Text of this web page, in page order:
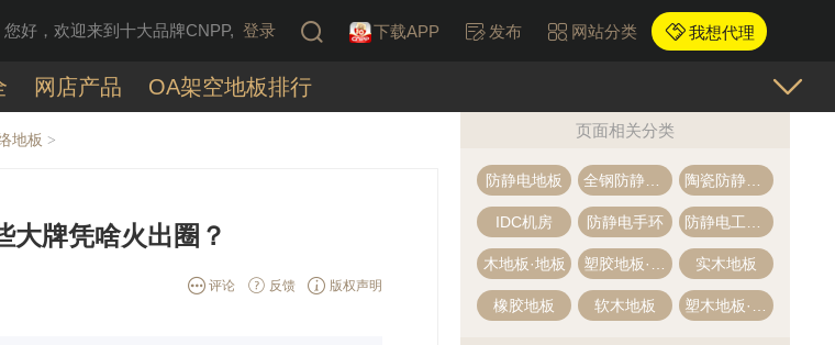
您好，欢迎来到十大品牌CNPP, 登录 下载APP 发布 网站分类 我想代理
网店产品 OA架空地板排行
地板 >
大牌凭啥火出圈？
评论 反馈 版权声明
页面相关分类
防静电地板 全钢防静电地板 陶瓷防静电地板
IDC机房 防静电手环
木地板·地板 实木地板
橡胶地板 软木地板